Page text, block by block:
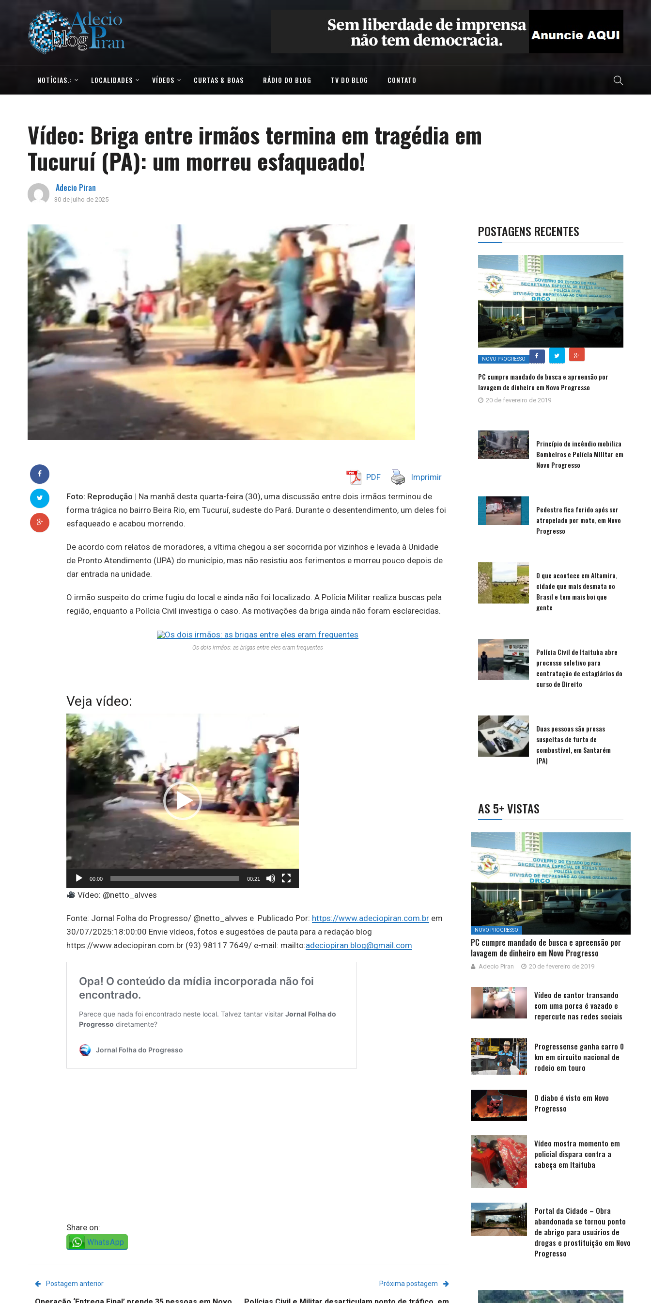
NOTÍCIAS.: LOCALIDADES VÍDEOS CURTAS & BOAS RÁDIO DO BLOG TV DO BLOG CONTATO
Vídeo: Briga entre irmãos termina em tragédia em
Tucuruí (PA): um morreu esfaqueado!
Adecio Piran
30 de julho de 2025
PDF Imprimir
Foto: Reprodução | Na manhã desta quarta-feira (30), uma discussão entre dois irmãos terminou de
forma trágica no bairro Beira Rio, em Tucuruí, sudeste do Pará. Durante o desentendimento, um deles foi
esfaqueado e acabou morrendo.
De acordo com relatos de moradores, a vítima chegou a ser socorrida por vizinhos e levada à Unidade
de Pronto Atendimento (UPA) do município, mas não resistiu aos ferimentos e morreu pouco depois de
dar entrada na unidade.
O irmão suspeito do crime fugiu do local e ainda não foi localizado. A Polícia Militar realiza buscas pela
região, enquanto a Polícia Civil investiga o caso. As motivações da briga ainda não foram esclarecidas.
Os dois irmãos: as brigas entre eles eram frequentes
Veja vídeo:
Tocador
de
vídeo
00:00 00:21
Vídeo: @netto_alvves
Fonte: Jornal Folha do Progresso/ @netto_alvves e Publicado Por: https://www.adeciopiran.com.br em
30/07/2025:18:00:00 Envie vídeos, fotos e sugestões de pauta para a redação blog
https://www.adeciopiran.com.br (93) 98117 7649/ e-mail: mailto:adeciopiran.blog@gmail.com
Share on:
WhatsApp
Postagem anterior Próxima postagem
POSTAGENS RECENTES
NOVO PROGRESSO
PC cumpre mandado de busca e apreensão por
lavagem de dinheiro em Novo Progresso
20 de fevereiro de 2019
Princípio de incêndio mobiliza
Bombeiros e Polícia Militar em
Novo Progresso
Pedestre fica ferido após ser
atropelado por moto, em Novo
Progresso
O que acontece em Altamira,
cidade que mais desmata no
Brasil e tem mais boi que
gente
Polícia Civil de Itaituba abre
processo seletivo para
contratação de estagiários do
curso de Direito
Duas pessoas são presas
suspeitas de furto de
combustível, em Santarém
(PA)
AS 5+ VISTAS
NOVO PROGRESSO
PC cumpre mandado de busca e apreensão por
lavagem de dinheiro em Novo Progresso
Adecio Piran 20 de fevereiro de 2019
Vídeo de cantor transando
com uma porca é vazado e
repercute nas redes sociais
Progressense ganha carro 0
km em circuito nacional de
rodeio em touro
O diabo é visto em Novo
Progresso
Vídeo mostra momento em
policial dispara contra a
cabeça em Itaituba
Portal da Cidade – Obra
abandonada se tornou ponto
de abrigo para usuários de
drogas e prostituição em Novo
Progresso